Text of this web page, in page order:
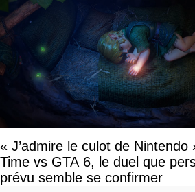
« J’admire le culot de
Time vs GTA 6, le duel que
prévu semble se confirmer